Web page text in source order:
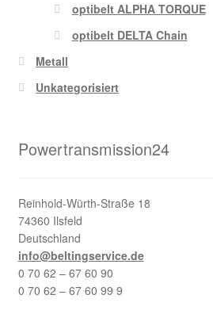
optibelt ALPHA TORQUE
optibelt DELTA Chain
Metall
Unkategorisiert
Powertransmission24
Reinhold-Würth-Straße 18
74360 Ilsfeld
Deutschland
info@beltingservice.de
0 70 62 – 67 60 90
0 70 62 – 67 60 99 9